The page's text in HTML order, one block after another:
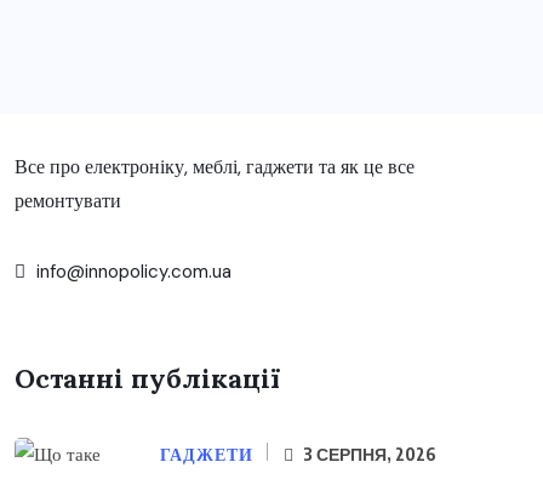
Все про електроніку, меблі, гаджети та як це все
ремонтувати
info@innopolicy.com.ua
Останні публікації
ГАДЖЕТИ 3 СЕРПНЯ, 2026